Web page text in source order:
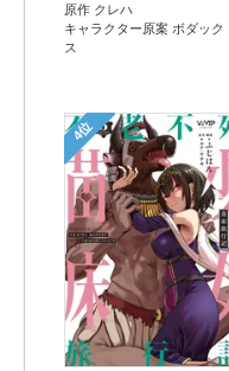
原作 クレハ
キャラクター原案 ボダック
ス
4位